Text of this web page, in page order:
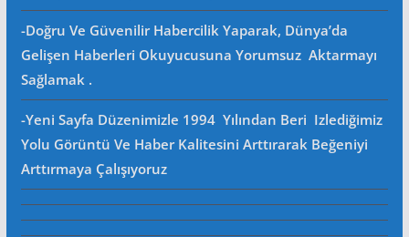
-Doğru Ve Güvenilir Habercilik Yaparak, Dünya’da
Gelişen Haberleri Okuyucusuna Yorumsuz Aktarmayı
Sağlamak .
-Yeni Sayfa Düzenimizle 1994 Yılından Beri Izlediğimiz
Yolu Görüntü Ve Haber Kalitesini Arttırarak Beğeniyi
Arttırmaya Çalışıyoruz